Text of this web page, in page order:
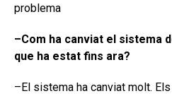
problema
–Com ha canviat el sistema
que ha estat fins ara?
–El sistema ha canviat molt.